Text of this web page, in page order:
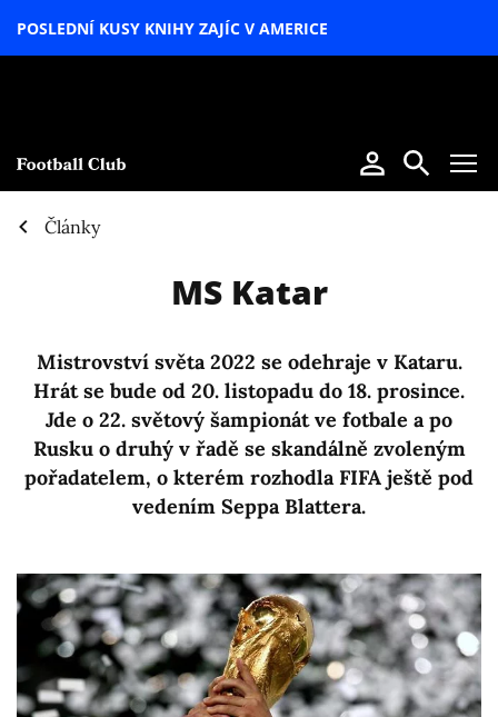
POSLEDNÍ KUSY KNIHY ZAJÍC V AMERICE
Články
MS Katar
Mistrovství světa 2022 se odehraje v Kataru.
Hrát se bude od 20. listopadu do 18. prosince.
Jde o 22. světový šampionát ve fotbale a po
Rusku o druhý v řadě se skandálně zvoleným
pořadatelem, o kterém rozhodla FIFA ještě pod
vedením Seppa Blattera.